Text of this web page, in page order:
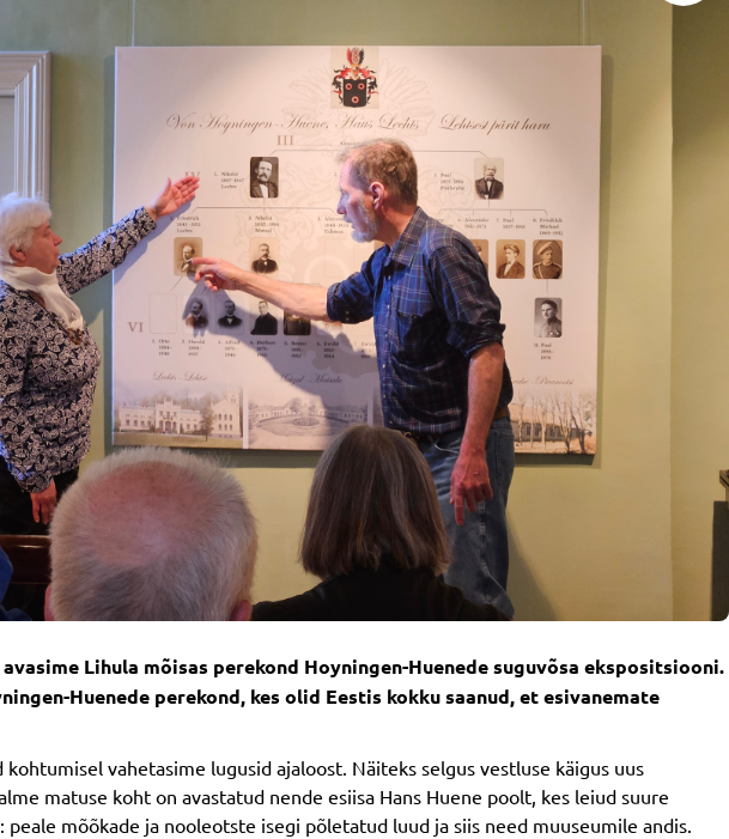
Lihula mõisas perekond Hoyningen-Huenede suguvõsa ekspositsiooni.
Huenede perekond, kes olid Eestis kokku saanud, et esivanemate
vahetasime lugusid ajaloost. Näiteks selgus vestluse käigus uus
matuse koht on avastatud nende esiisa Hans Huene poolt, kes leiud suure
peale mõõkade ja nooleotste isegi põletatud luud ja siis need muuseumile andis.